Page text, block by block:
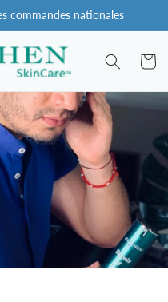
commandes nationales
Chariot